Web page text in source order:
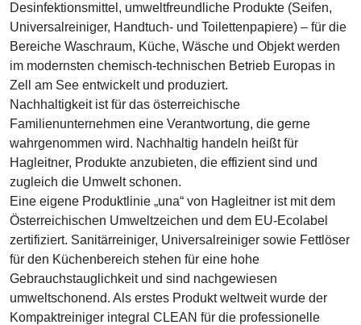
Desinfektionsmittel, umweltfreundliche Produkte (Seifen,
Universalreiniger, Handtuch- und Toilettenpapiere) – für die
Bereiche Waschraum, Küche, Wäsche und Objekt werden
im modernsten chemisch-technischen Betrieb Europas in
Zell am See entwickelt und produziert.
Nachhaltigkeit ist für das österreichische
Familienunternehmen eine Verantwortung, die gerne
wahrgenommen wird. Nachhaltig handeln heißt für
Hagleitner, Produkte anzubieten, die effizient sind und
zugleich die Umwelt schonen.
Eine eigene Produktlinie „una“ von Hagleitner ist mit dem
Österreichischen Umweltzeichen und dem EU-Ecolabel
zertifiziert. Sanitärreiniger, Universalreiniger sowie Fettlöser
für den Küchenbereich stehen für eine hohe
Gebrauchstauglichkeit und sind nachgewiesen
umweltschonend. Als erstes Produkt weltweit wurde der
Kompaktreiniger integral CLEAN für die professionelle